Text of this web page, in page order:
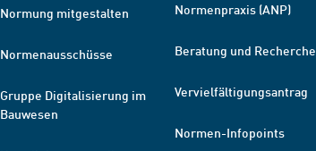
Normung mitgestalten
Normenausschüsse
Gruppe Digitalisierung im
Bauwesen
Normenpraxis (ANP)
Beratung und Recherche
Vervielfältigungsantrag
Normen-Infopoints